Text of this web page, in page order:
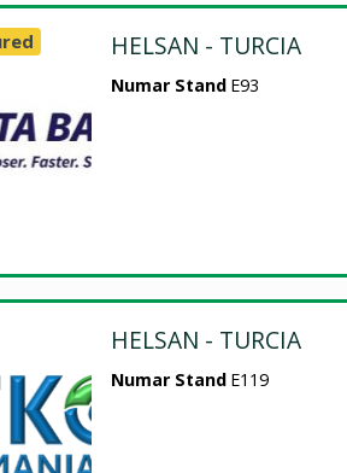
HELSAN - TURCIA
Numar Stand E93
HELSAN - TURCIA
Numar Stand E119